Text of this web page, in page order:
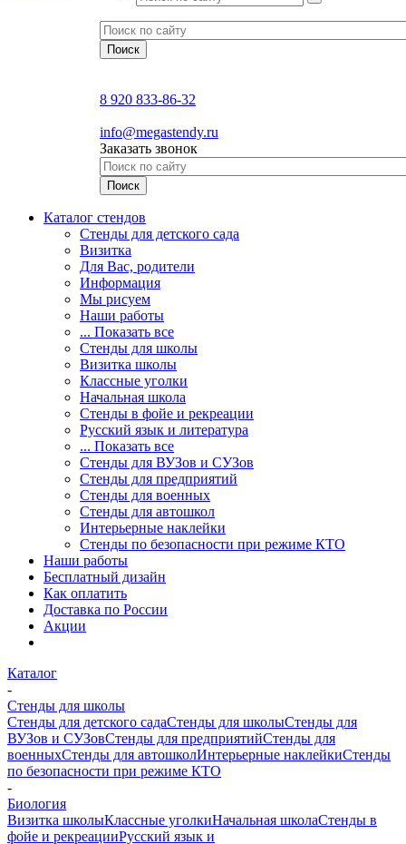
8 920 833-86-32
info@megastendy.ru
Заказать звонок
Каталог стендов
Стенды для детского сада
Визитка
Для Вас, родители
Информация
Мы рисуем
Наши работы
... Показать все
Стенды для школы
Визитка школы
Классные уголки
Начальная школа
Стенды в фойе и рекреации
Русский язык и литература
... Показать все
Стенды для ВУЗов и СУЗов
Стенды для предприятий
Стенды для военных
Стенды для автошкол
Интерьерные наклейки
Стенды по безопасности при режиме КТО
Наши работы
Бесплатный дизайн
Как оплатить
Доставка по России
Акции
Каталог
-
Стенды для школы
Стенды для детского садаСтенды для школыСтенды для
ВУЗов и СУЗовСтенды для предприятийСтенды для
военныхСтенды для автошколИнтерьерные наклейкиСтенды
по безопасности при режиме КТО
-
Биология
Визитка школыКлассные уголкиНачальная школаСтенды в
фойе и рекреацииРусский язык и